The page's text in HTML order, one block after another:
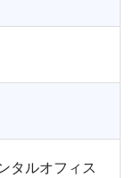
タルオフィス